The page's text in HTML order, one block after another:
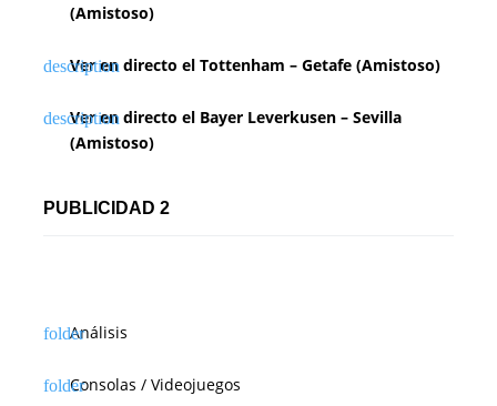
(Amistoso)
Ver en directo el Tottenham – Getafe (Amistoso)
Ver en directo el Bayer Leverkusen – Sevilla
(Amistoso)
PUBLICIDAD 2
Análisis
Consolas / Videojuegos